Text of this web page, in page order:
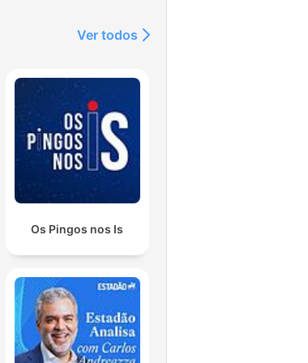
Mangano In
della post
Matteo Scelsa
sono Guido
Castellucci,
Liciotti,
Lucrezia
Aurora
Matteo Zullo
un podcast
collaborazione
Italia e il suo
Ver todos
Os Pingos nos Is